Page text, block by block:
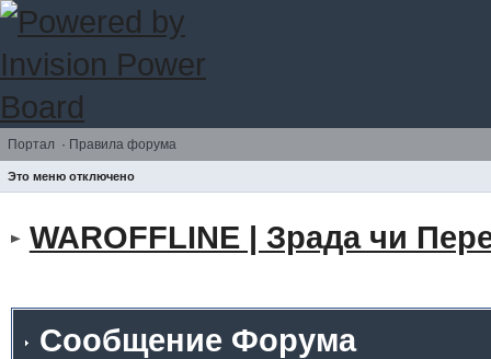
Портал · Правила форума
Это меню отключено
WAROFFLINE | Зрада чи
Сообщение Форума